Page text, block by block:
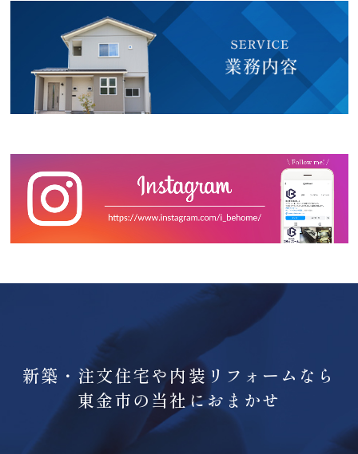
新築・注文住宅や内装リフォームなら
東金市の当社におまかせ